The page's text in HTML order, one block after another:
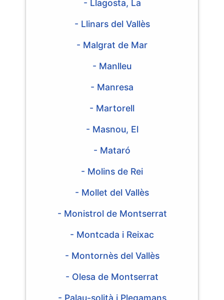
- Llagosta, La
- Llinars del Vallès
- Malgrat de Mar
- Manlleu
- Manresa
- Martorell
- Masnou, El
- Mataró
- Molins de Rei
- Mollet del Vallès
- Monistrol de Montserrat
- Montcada i Reixac
- Montornès del Vallès
- Olesa de Montserrat
- Palau-solità i Plegamans